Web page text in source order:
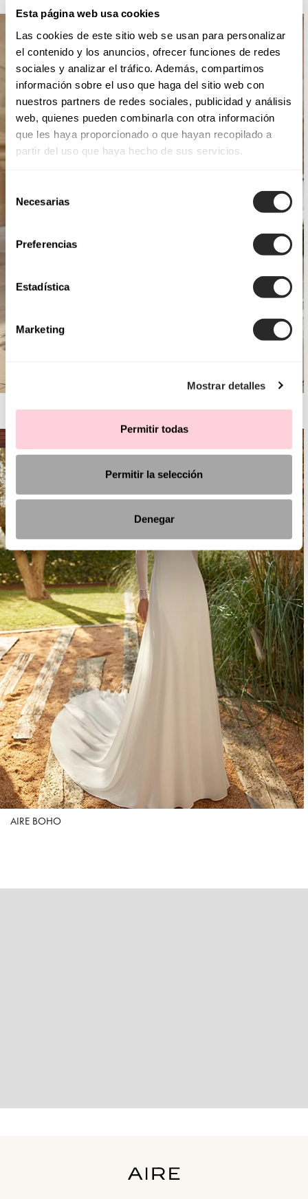
Esta página web usa cookies
Las cookies de este sitio web se usan para personalizar
el contenido y los anuncios, ofrecer funciones de redes
sociales y analizar el tráfico. Además, compartimos
información sobre el uso que haga del sitio web con
nuestros partners de redes sociales, publicidad y análisis
web, quienes pueden combinarla con otra información
que les haya proporcionado o que hayan recopilado a
partir del uso que haya hecho de sus servicios.
Necesarias
Preferencias
Estadística
Marketing
Mostrar detalles
Permitir todas
Permitir la selección
Denegar
AIRE BOHO